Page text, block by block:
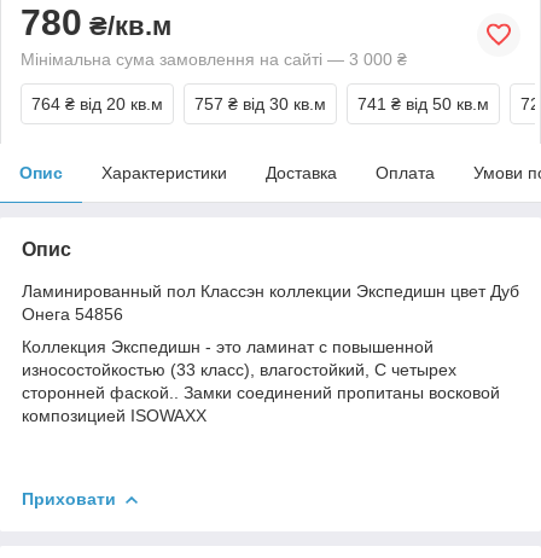
780 ₴/кв.м
Мінімальна сума замовлення на сайті — 3 000 ₴
764 ₴ від 20 кв.м 757 ₴ від 30 кв.м 741 ₴ від 50 кв.м
Опис Характеристики Доставка Оплата Умови
Опис
Ламинированный пол Классэн коллекции Экспедишн цвет Дуб
Онега 54856
Коллекция Экспедишн - это ламинат с повышенной
износостойкостью (33 класс), влагостойкий, С четырех
сторонней фаской.. Замки соединений пропитаны восковой
композицией ISOWAXX
Приховати